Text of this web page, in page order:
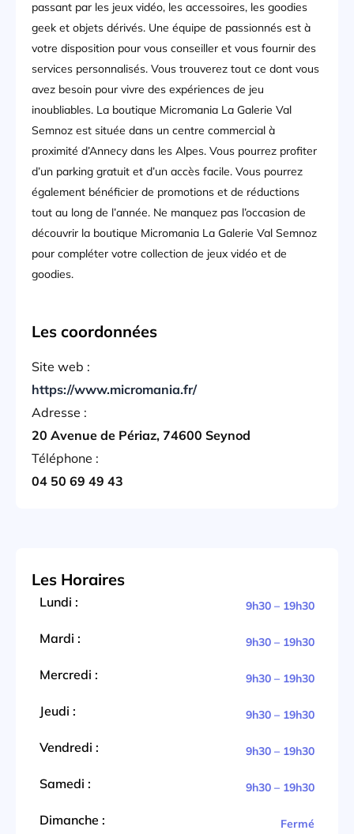
passant par les jeux vidéo, les accessoires, les goodies
geek et objets dérivés. Une équipe de passionnés est à
votre disposition pour vous conseiller et vous fournir des
services personnalisés. Vous trouverez tout ce dont vous
avez besoin pour vivre des expériences de jeu
inoubliables. La boutique Micromania La Galerie Val
Semnoz est située dans un centre commercial à
proximité d’Annecy dans les Alpes. Vous pourrez profiter
d’un parking gratuit et d’un accès facile. Vous pourrez
également bénéficier de promotions et de réductions
tout au long de l’année. Ne manquez pas l’occasion de
découvrir la boutique Micromania La Galerie Val Semnoz
pour compléter votre collection de jeux vidéo et de
goodies.
Les coordonnées
Site web :
https://www.micromania.fr/
Adresse :
20 Avenue de Périaz, 74600 Seynod
Téléphone :
04 50 69 49 43
Les Horaires
Lundi :
Mardi :
Mercredi :
Jeudi :
Vendredi :
Samedi :
Dimanche :
9h30 – 19h30
9h30 – 19h30
9h30 – 19h30
9h30 – 19h30
9h30 – 19h30
9h30 – 19h30
Fermé